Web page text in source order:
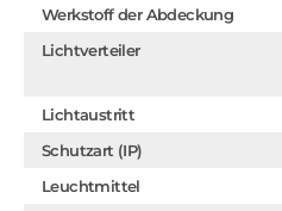
Werkstoff der Abdeckung
Lichtverteiler
Lichtaustritt
Schutzart (IP)
Leuchtmittel